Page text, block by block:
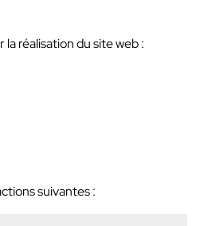
réalisation du site web :
suivantes :